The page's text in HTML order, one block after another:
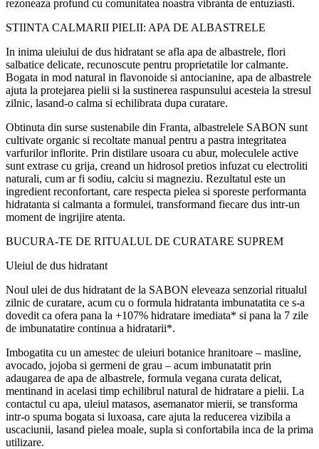
rezoneaza profund cu comunitatea noastra vibranta de entuziasti.
STIINTA CALMARII PIELII: APA DE ALBASTRELE
In inima uleiului de dus hidratant se afla apa de albastrele, flori
salbatice delicate, recunoscute pentru proprietatile lor calmante.
Bogata in mod natural in flavonoide si antocianine, apa de albastrele
ajuta la protejarea pielii si la sustinerea raspunsului acesteia la stresul
zilnic, lasand-o calma si echilibrata dupa curatare.
Obtinuta din surse sustenabile din Franta, albastrelele SABON sunt
cultivate organic si recoltate manual pentru a pastra integritatea
varfurilorinflorite. Prin distilare usoara cu abur, moleculele active
sunt extrase cu grija, creand un hidrosol pretios infuzat cu electroliti
naturali, cum ar fi sodiu, calciu si magneziu. Rezultatul este un
ingredient reconfortant, care respecta pielea si sporeste performanta
hidratanta si calmanta a formulei, transformand fiecare dus intr-un
moment de ingrijire atenta.
BUCURA-TE DE RITUALUL DE CURATARE SUPREM
Uleiul de dus hidratant
Noul ulei de dus hidratant de la SABON eleveaza senzorial ritualul
zilnic de curatare, acum cu o formula hidratanta imbunatatita ce s-a
dovedit ca ofera pana la +107% hidratare imediata* si pana la 7 zile
de imbunatatire continua a hidratarii*.
Imbogatita cu un amestec de uleiuri botanice hranitoare – masline,
avocado, jojoba si germeni de grau – acum imbunatatit prin
adaugarea de apa de albastrele, formula vegana curata delicat,
mentinand in acelasi timp echilibrul natural de hidratare a pielii. La
contactul cu apa, uleiul matasos, asemanator mierii, se transforma
intr-o spuma bogata si luxoasa, care ajuta la reducerea vizibila a
uscaciunii, lasand pielea moale, supla si confortabila inca de la prima
utilizare.